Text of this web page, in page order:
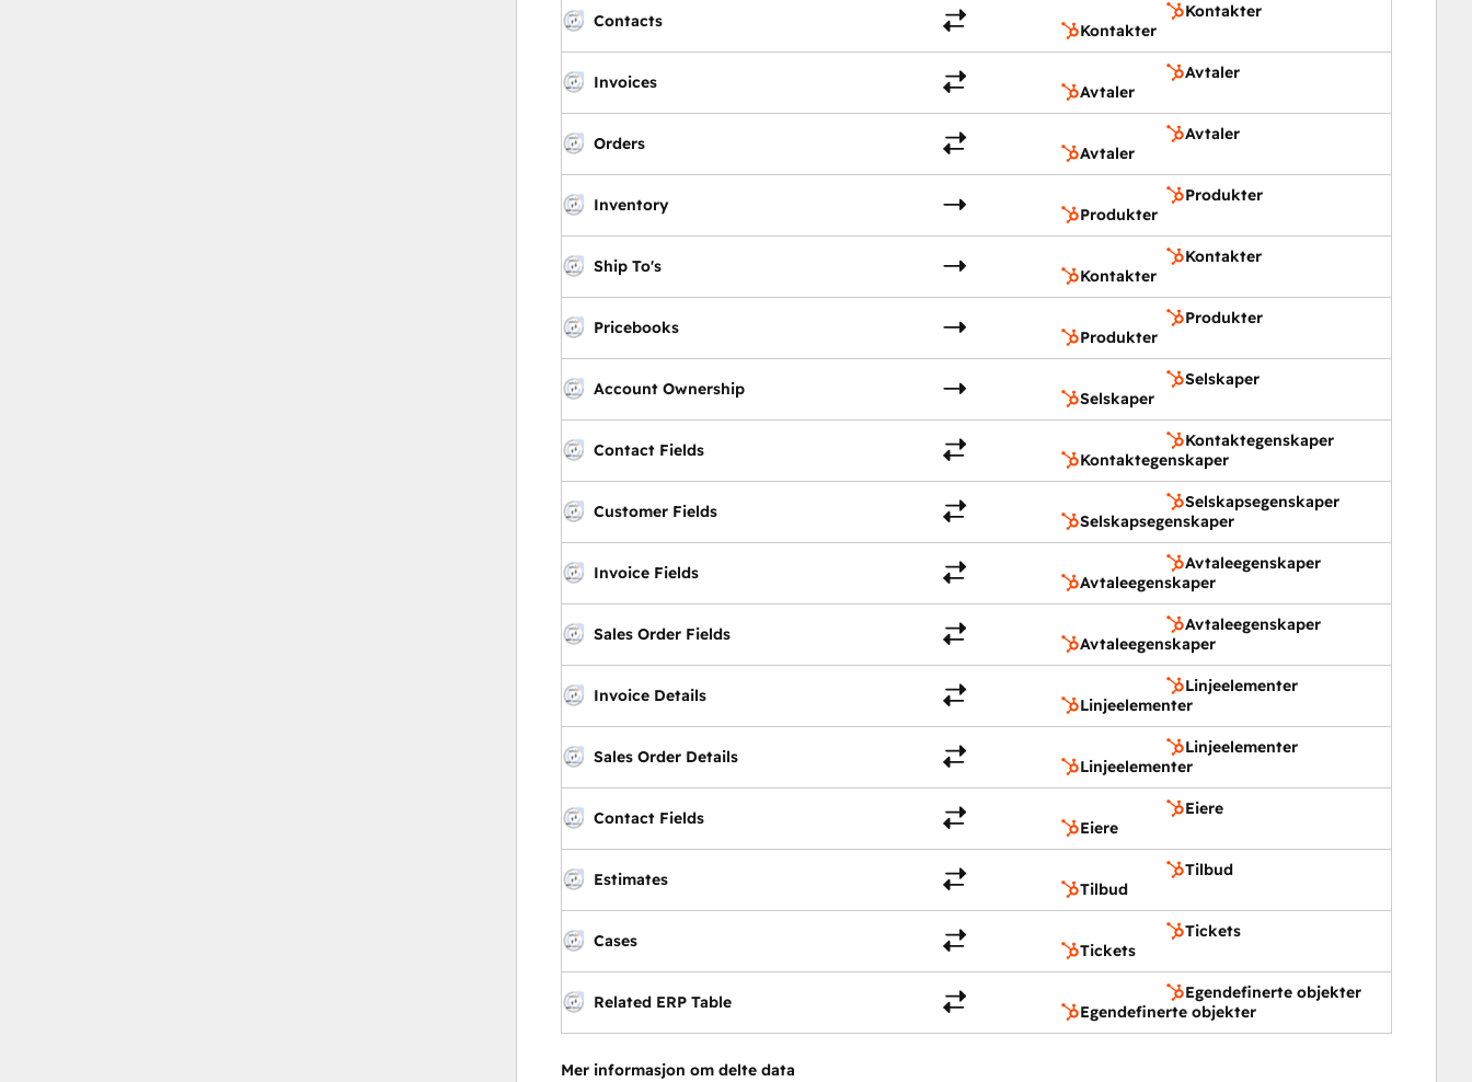
Contacts
Kontakter
Kontakter
Invoices
Avtaler
Avtaler
Orders
Avtaler
Avtaler
Inventory
Produkter
Produkter
Ship To's
Kontakter
Kontakter
Pricebooks
Produkter
Produkter
Account Ownership
Selskaper
Selskaper
Contact Fields
Kontaktegenskaper
Kontaktegenskaper
Customer Fields
Selskapsegenskaper
Selskapsegenskaper
Invoice Fields
Avtaleegenskaper
Avtaleegenskaper
Sales Order Fields
Avtaleegenskaper
Avtaleegenskaper
Invoice Details
Linjeelementer
Linjeelementer
Sales Order Details
Linjeelementer
Linjeelementer
Contact Fields
Eiere
Eiere
Estimates
Tilbud
Tilbud
Cases
Tickets
Tickets
Related ERP Table
Egendefinerte objekter
Egendefinerte objekter
Mer informasjon om delte data